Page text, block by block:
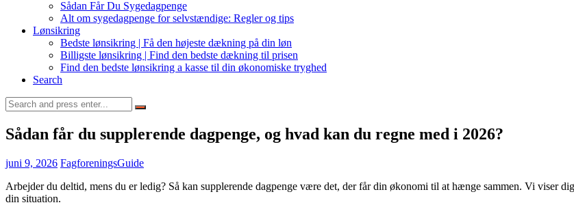
Sådan Får Du Sygedagpenge
Alt om sygedagpenge for selvstændige: Regler og tips
Lønsikring
Bedste lønsikring | Få den højeste dækning på din løn
Billigste lønsikring | Find den bedste dækning til prisen
Find den bedste lønsikring a kasse til din økonomiske tryghed
Search
Search
for:
Sådan får du supplerende dagpenge, og hvad kan du regne med i 2026?
juni 9, 2026 FagforeningsGuide
Arbejder du deltid, mens du er ledig? Så kan supplerende dagpenge være det, der får din økonomi til at hænge sammen. Vi viser
din situation.